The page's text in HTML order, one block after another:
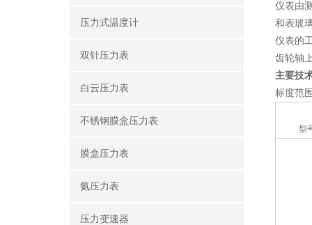
压力式温度计
双针压力表
白云压力表
不锈钢膜盒压力表
膜盒压力表
氨压力表
压力变速器
仪表由
和表玻
仪表的
齿轮轴
主要技
标度范
型